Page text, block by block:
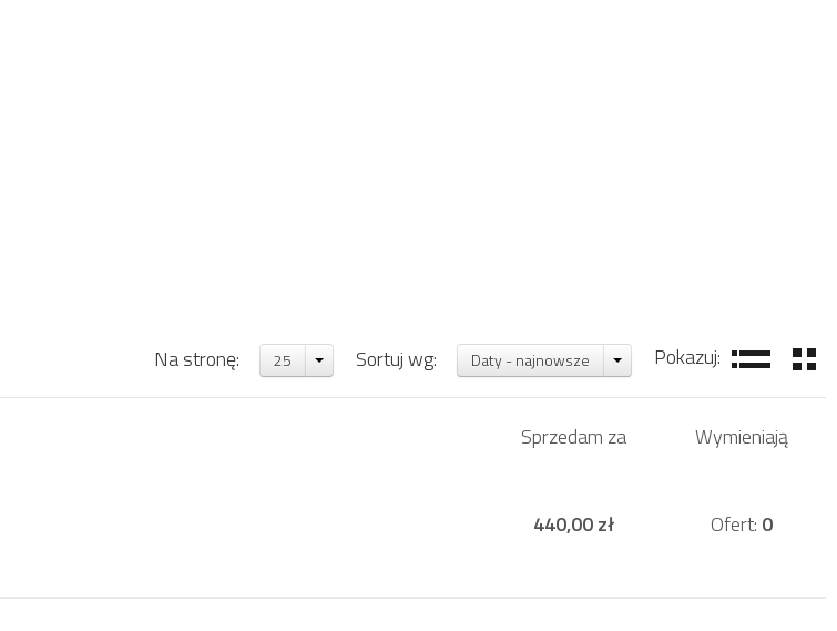
Pokazuj:
Sortuj wg: Daty - najnowsze
Na stronę: 25
Sprzedam za Wymieniają
440,00 zł Ofert: 0